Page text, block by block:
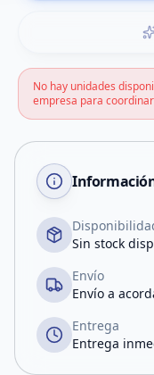
No hay unidades
empresa para
Sin stock
Envío
Envío a
Entrega
Entrega